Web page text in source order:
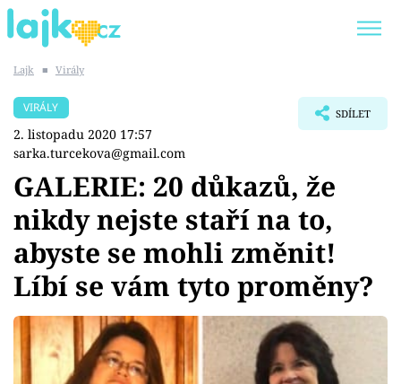
SHOPAHOLICADEL
Témata
Showbyznys
Youtubeři
Virály
Lajk ■ Virály
VIRÁLY
2. listopadu 2020 17:57
sarka.turcekova@gmail.com
SDÍLET
GALERIE: 20 důkazů, že
nikdy nejste staří na to,
abyste se mohli změnit!
Líbí se vám tyto proměny?